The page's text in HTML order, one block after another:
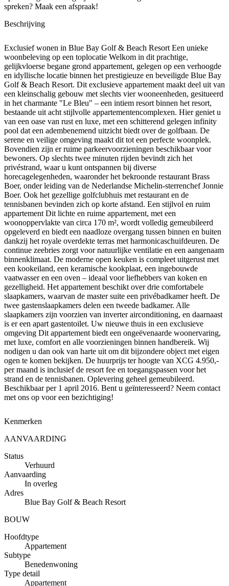
spreken? Maak een afspraak!
Beschrijving
Exclusief wonen in Blue Bay Golf & Beach Resort Een unieke
woonbeleving op een toplocatie Welkom in dit prachtige,
gelijkvloerse begane grond appartement, gelegen op een verhoogde
en idyllische locatie binnen het prestigieuze en beveiligde Blue Bay
Golf & Beach Resort. Dit exclusieve appartement maakt deel uit van
een kleinschalig gebouw met slechts vier wooneenheden, gesitueerd
in het charmante "Le Bleu" – een intiem resort binnen het resort,
bestaande uit acht stijlvolle appartementencomplexen. Hier geniet u
van een oase van rust en luxe, met een schitterend gelegen infinity
pool dat een adembenemend uitzicht biedt over de golfbaan. De
serene en veilige omgeving maakt dit tot een perfecte woonplek.
Bovendien zijn er ruime parkeervoorzieningen beschikbaar voor
bewoners. Op slechts twee minuten rijden bevindt zich het
privéstrand, waar u kunt ontspannen bij diverse
horecagelegenheden, waaronder het bekroonde restaurant Brass
Boer, onder leiding van de Nederlandse Michelin-sterrenchef Jonnie
Boer. Ook het gezellige golfclubhuis met restaurant en de
tennisbanen bevinden zich op korte afstand. Een stijlvol en ruim
appartement Dit lichte en ruime appartement, met een
woonoppervlakte van circa 170 m², wordt volledig gemeubileerd
opgeleverd en biedt een naadloze overgang tussen binnen en buiten
dankzij het royale overdekte terras met harmonicaschuifdeuren. De
continue zeebries zorgt voor natuurlijke ventilatie en een aangenaam
binnenklimaat. De moderne open keuken is compleet uitgerust met
een kookeiland, een keramische kookplaat, een ingebouwde
vaatwasser en een oven – ideaal voor liefhebbers van koken en
gezelligheid. Het appartement beschikt over drie comfortabele
slaapkamers, waarvan de master suite een privébadkamer heeft. De
twee gastenslaapkamers delen een tweede badkamer. Alle
slaapkamers zijn voorzien van inverter airconditioning, en daarnaast
is er een apart gastentoilet. Uw nieuwe thuis in een exclusieve
omgeving Dit appartement biedt een ongeëvenaarde woonervaring,
met luxe, comfort en alle voorzieningen binnen handbereik. Wij
nodigen u dan ook van harte uit om dit bijzondere object met eigen
ogen te komen bekijken. De huurprijs ter hoogte van XCG 4.950,-
per maand is inclusief de resort fee en toegangspassen voor het
strand en de tennisbanen. Oplevering geheel gemeubileerd.
Beschikbaar per 1 april 2016. Bent u geïnteresseerd? Neem contact
met ons op voor een bezichtiging!
Kenmerken
AANVAARDING
Status
Verhuurd
Aanvaarding
In overleg
Adres
Blue Bay Golf & Beach Resort
BOUW
Hoofdtype
Appartement
Subtype
Benedenwoning
Type detail
Appartement